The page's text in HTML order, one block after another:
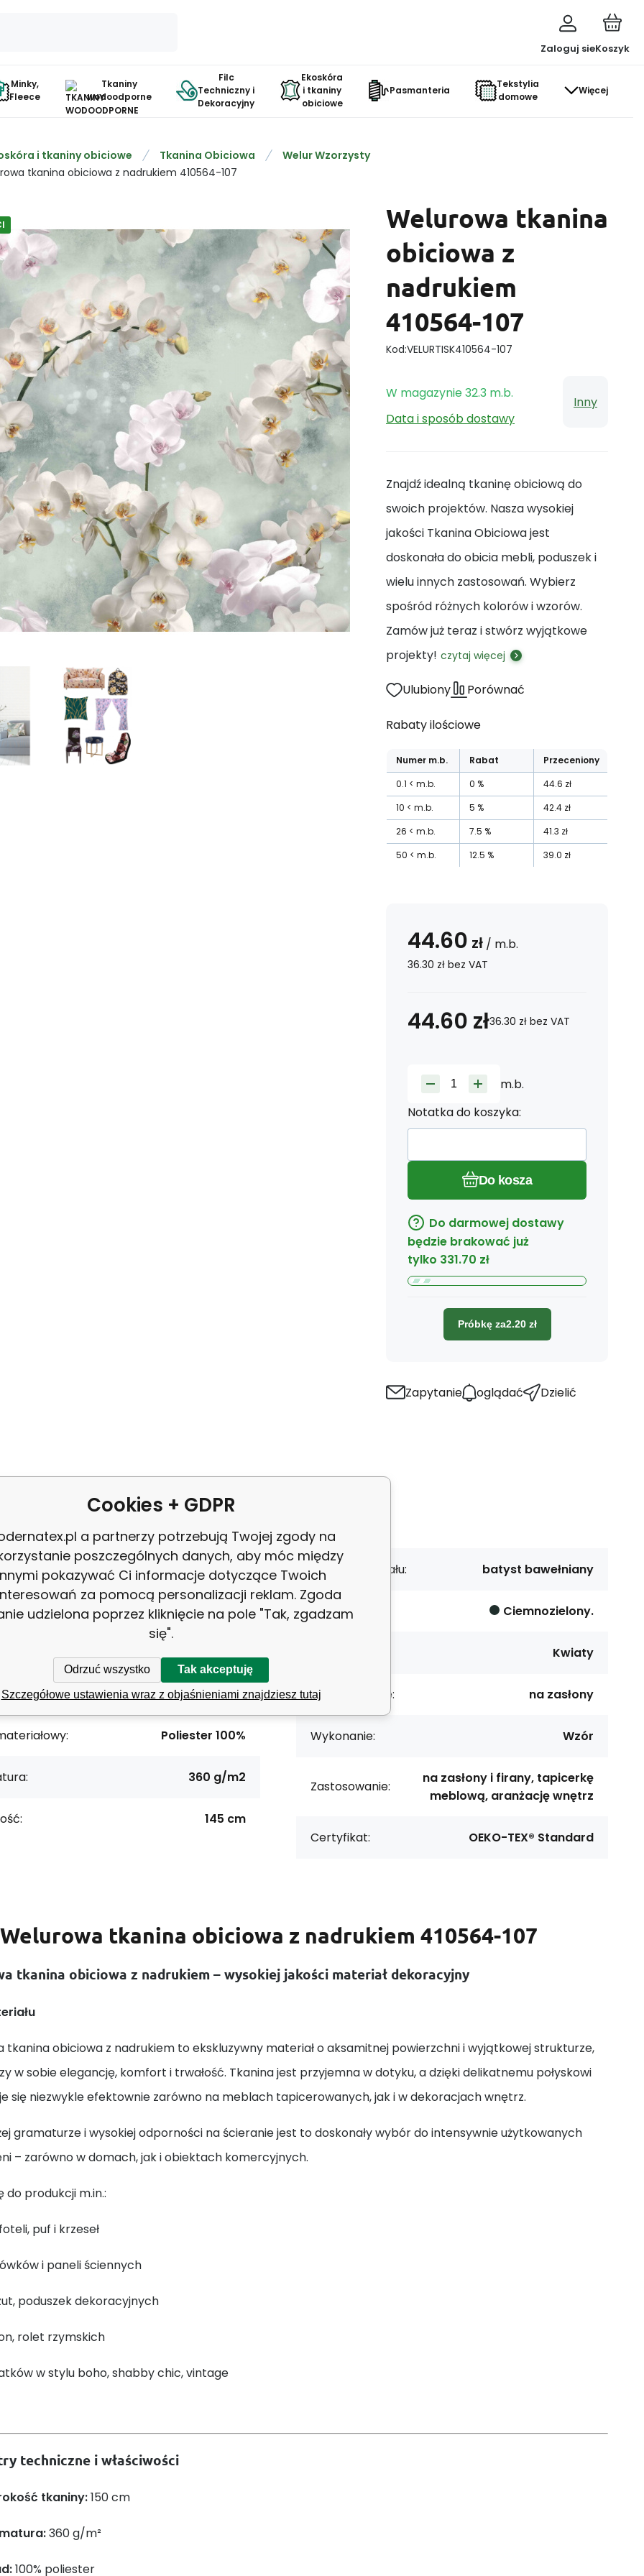
Zaloguj sieKoszyk
Minky,
Fleece
Tkaniny
wodoodporne
Filc
Techniczny i
Dekoracyjny
Ekoskóra
i tkaniny
obiciowe
Pasmanteria
Tekstylia
domowe
Więcej
i tkaniny obiciowe Tkanina Obiciowa
Welur Wzorzysty
tkanina obiciowa z nadrukiem 410564-107
Welurowa tkanina
obiciowa z
nadrukiem
410564-107
Kod:VELURTISK410564-107
W magazynie32.3 m.b.
Data i sposób dostawy
Inny
Znajdź idealną tkaninę obiciową do
swoich projektów. Nasza wysokiej
jakości Tkanina Obiciowa jest
doskonała do obicia mebli, poduszek i
wielu innych zastosowań. Wybierz
spośród różnych kolorów i wzorów.
Zamów już teraz i stwórz wyjątkowe
projekty! czytaj więcej
Ulubiony Porównać
Rabaty ilościowe
Numer m.b. Rabat
Przeceniony
0.1
m.b. 0 % 44.6 zł
10
m.b. 5 % 42.4 zł
26
m.b. 7.5 % 41.3 zł
50
m.b. 12.5 % 39.0 zł
44.60 zł / m.b.
36.30 zł bez VAT
44.60 zł36.30 zł bez VAT
m.b.
Notatka do koszyka:
Do kosza
Do darmowej dostawy
będzie brakować już
tylko 331.70 zł
Próbkę za2.20 zł
Zapytanie oglądać Dzielić
Inny
VELURTISK410564-107
NOWOŚCI
Poliester 100%
360 g/m2
145 cm
Rodzaj materiału: batyst bawełniany
Kolor: Ciemnozielony.
Kwiaty
Przeznaczenie: na zasłony
Wykonanie: Wzór
Zastosowanie:
na zasłony i firany, tapicerkę
meblową, aranżację wnętrz
Certyfikat: OEKO-TEX® Standard
Welurowa tkanina obiciowa z nadrukiem 410564-107
tkanina obiciowa z nadrukiem – wysokiej jakości materiał dekoracyjny
tkanina obiciowa z nadrukiem to ekskluzywny materiał o aksamitnej powierzchni i wyjątkowej strukturze,
w sobie elegancję, komfort i trwałość. Tkanina jest przyjemna w dotyku, a dzięki delikatnemu połyskowi
się niezwykle efektownie zarówno na meblach tapicerowanych, jak i w dekoracjach wnętrz.
gramaturze i wysokiej odporności na ścieranie jest to doskonały wybór do intensywnie użytkowanych
– zarówno w domach, jak i obiektach komercyjnych.
do produkcji m.in.:
puf i krzeseł
i paneli ściennych
poduszek dekoracyjnych
rolet rzymskich
w stylu boho, shabby chic, vintage
techniczne i właściwości
tkaniny:150 cm
360 g/m²
100% poliester
Cookies + GDPR
a partnerzy potrzebują Twojej zgody na
poszczególnych danych, aby móc między
pokazywać Ci informacje dotyczące Twoich
za pomocą personalizacji reklam. Zgoda
udzielona poprzez kliknięcie na pole "Tak, zgadzam
się".
Odrzuć wszystko Tak akceptuję
Szczegółowe ustawienia wraz z objaśnieniami znajdziesz tutaj